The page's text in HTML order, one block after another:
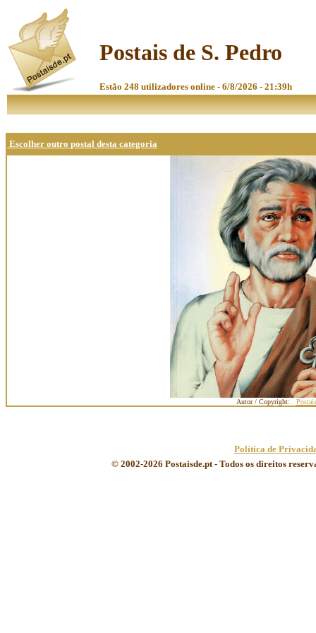
Postais de S. Pedro
Estão 248 utilizadores online - 6/8/2026 - 21:39h
Escolher outro postal desta categoria
Autor / Copyright:
Política de
© 2002-2026 Postaisde.pt - Todos os direitos